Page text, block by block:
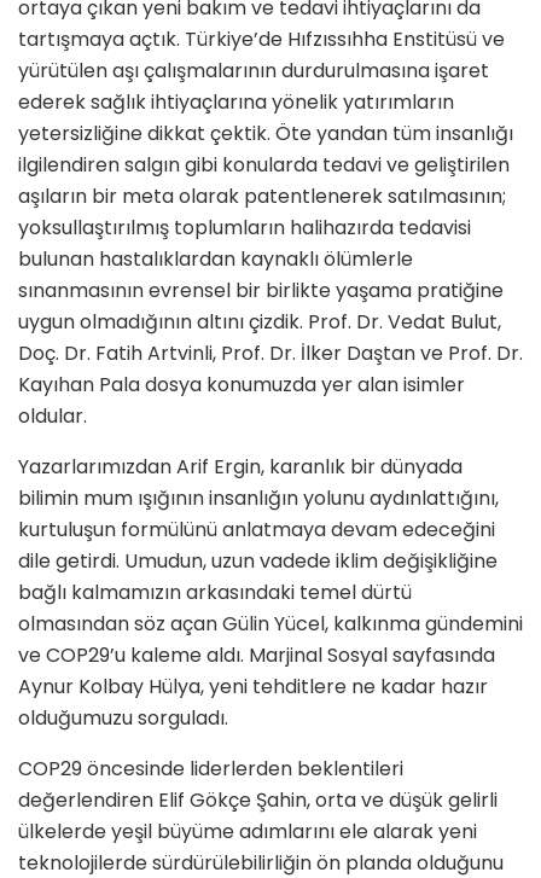
ortaya çıkan yeni bakım ve tedavi ihtiyaçlarını da
tartışmaya açtık. Türkiye’de Hıfzıssıhha Enstitüsü ve
yürütülen aşı çalışmalarının durdurulmasına işaret
ederek sağlık ihtiyaçlarına yönelik yatırımların
yetersizliğine dikkat çektik. Öte yandan tüm insanlığı
ilgilendiren salgın gibi konularda tedavi ve geliştirilen
aşıların bir meta olarak patentlenerek satılmasının;
yoksullaştırılmış toplumların halihazırda tedavisi
bulunan hastalıklardan kaynaklı ölümlerle
sınanmasının evrensel bir birlikte yaşama pratiğine
uygun olmadığının altını çizdik. Prof. Dr. Vedat Bulut,
Doç. Dr. Fatih Artvinli, Prof. Dr. İlker Daştan ve Prof. Dr.
Kayıhan Pala dosya konumuzda yer alan isimler
oldular.
Yazarlarımızdan Arif Ergin, karanlık bir dünyada
bilimin mum ışığının insanlığın yolunu aydınlattığını,
kurtuluşun formülünü anlatmaya devam edeceğini
dile getirdi. Umudun, uzun vadede iklim değişikliğine
bağlı kalmamızın arkasındaki temel dürtü
olmasından söz açan Gülin Yücel, kalkınma gündemini
ve COP29’u kaleme aldı. Marjinal Sosyal sayfasında
Aynur Kolbay Hülya, yeni tehditlere ne kadar hazır
olduğumuzu sorguladı.
COP29 öncesinde liderlerden beklentileri
değerlendiren Elif Gökçe Şahin, orta ve düşük gelirli
ülkelerde yeşil büyüme adımlarını ele alarak yeni
teknolojilerde sürdürülebilirliğin ön planda olduğunu